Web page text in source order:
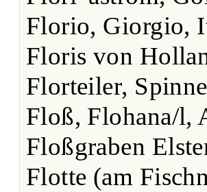
Florio, Giorgio,
Floris von
Florteiler,
Floß, Flohana/l,
Floßgraben
Flotte (am